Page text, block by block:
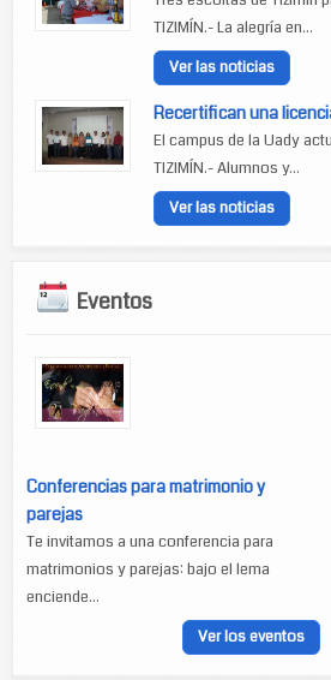
TIZIMÍN.- La alegría en...
Ver las noticias
Recertifican una
El campus de la Uady
TIZIMÍN.- Alumnos y...
Ver las noticias
Eventos
Conferencias para matrimonio y
parejas
Te invitamos a una conferencia para
matrimonios y parejas: bajo el lema
enciende...
Ver los eventos